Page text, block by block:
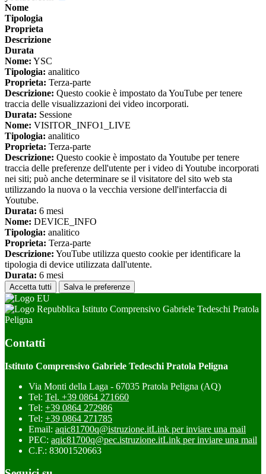
Nome
Tipologia
Proprieta
Descrizione
Durata
Nome: YSC
Tipologia: analitico
Proprieta: Terza-parte
Descrizione: Questo cookie è impostato da YouTube per tenere
traccia delle visualizzazioni dei video incorporati.
Durata: Sessione
Nome: VISITOR_INFO1_LIVE
Tipologia: analitico
Proprieta: Terza-parte
Descrizione: Questo cookie è impostato da Youtube per tenere
traccia delle preferenze dell'utente per i video di Youtube incorporati
nei siti; può anche determinare se il visitatore del sito web sta
utilizzando la nuova o la vecchia versione dell'interfaccia di
Youtube.
Durata: 6 mesi
Nome: DEVICE_INFO
Tipologia: analitico
Proprieta: Terza-parte
Descrizione: YouTube utilizza questo cookie per identificare la
tipologia di device utilizzata dall'utente.
Durata: 6 mesi
Accetta tutti Salva le preferenze
Istituto Comprensivo Gabriele Tedeschi Pratola
Peligna
Contatti
Istituto Comprensivo Gabriele Tedeschi Pratola Peligna
Via Monti della Laga - 67035 Pratola Peligna (AQ)
Tel: Tel. +39 0864 271660
Tel: +39 0864 272986
Tel: +39 0864 271785
Email: aqic81700q@istruzione.itLink per inviare una mail
PEC: aqic81700q@pec.istruzione.itLink per inviare una mail
C.F.: 83001520663